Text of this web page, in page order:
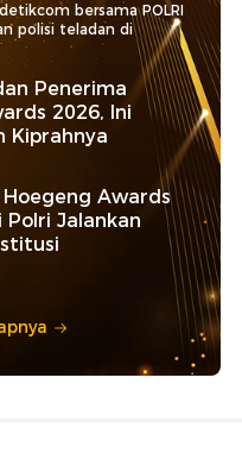
bersama POLRI
polisi teladan di
Penerima
2026, Ini
Kiprahnya
Hoegeng Awards
Polri Jalankan